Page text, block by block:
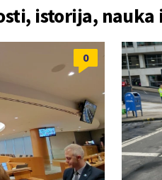
istorija,
0